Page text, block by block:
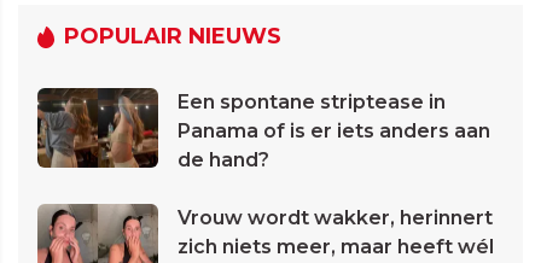
POPULAIR NIEUWS
Een spontane striptease in
Panama of is er iets anders aan
de hand?
Vrouw wordt wakker, herinnert
zich niets meer, maar heeft wél